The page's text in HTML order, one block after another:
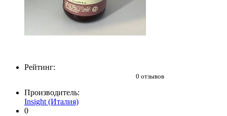
Рейтинг:
0 отзывов
Производитель:
Insight (Италия)
0